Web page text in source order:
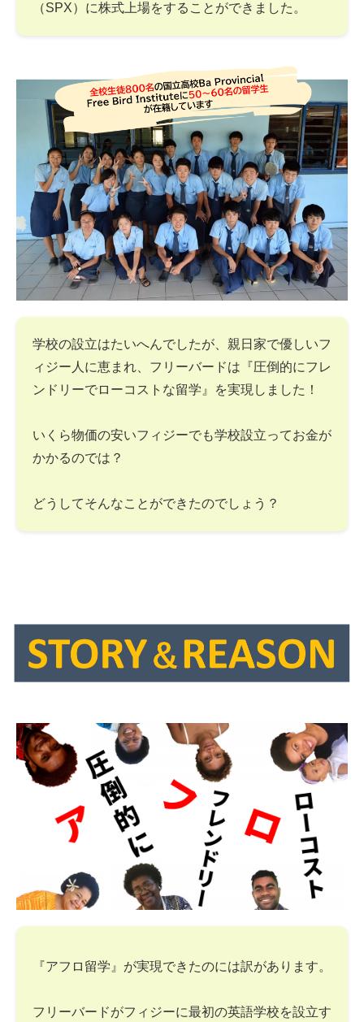
（SPX）に株式上場をすることができました。
学校の設立はたいへんでしたが、親日家で優しいフ
ィジー人に恵まれ、フリーバードは『圧倒的にフレ
ンドリーでローコストな留学』を実現しました！
いくら物価の安いフィジーでも学校設立ってお金が
かかるのでは？
どうしてそんなことができたのでしょう？
『アフロ留学』が実現できたのには訳があります。
フリーバードがフィジーに最初の英語学校を設立す